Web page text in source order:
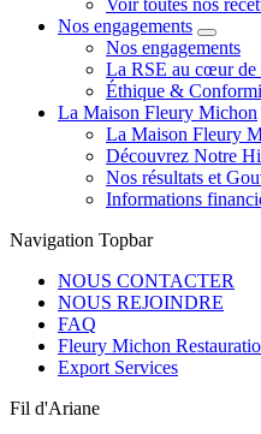
Voir toutes nos
Nos engagements
Nos engagements
La RSE au cœur de
Éthique &
La Maison Fleury Michon
La Maison Fleury
Découvrez Notre
Nos résultats et
Informations
Navigation Topbar
NOUS CONTACTER
NOUS REJOINDRE
FAQ
Fleury Michon
Export Services
Fil d'Ariane